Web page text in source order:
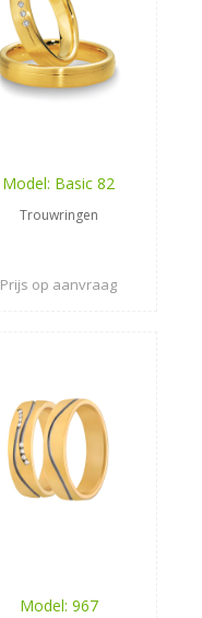
Model: Basic 82
Trouwringen
Prijs op aanvraag
Model: 967